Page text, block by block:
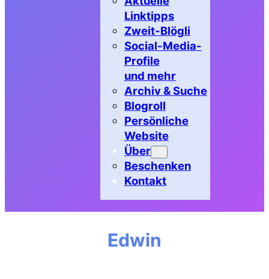
Linktipps
Zweit-Blögli
Social-Media-
Profile
und mehr
Archiv & Suche
Blogroll
Persönliche
Website
Über
Beschenken
Kontakt
Edwin